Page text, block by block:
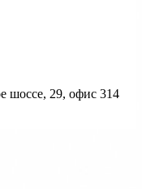
шоссе, 29, офис 314